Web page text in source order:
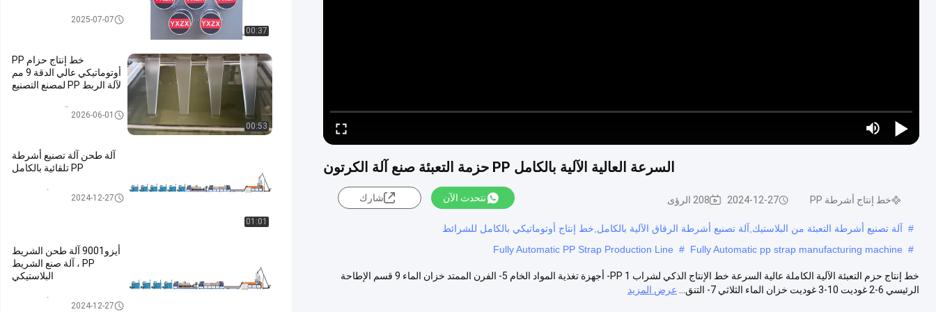
السرعة العالية الآلية بالكامل PP حزمة التعبئة صنع آلة الكرتون
خط إنتاج أشرطة PP 2024-12-27 208 الرؤى نتحدث الآن شارك
# آلة تصنيع أشرطة التعبئة من البلاستيك,آلة تصنيع أشرطة الرقاق الآلية بالكامل,خط إنتاج أوتوماتيكي بالكامل للشرائط
#
Fully Automatic pp strap manufacturing machine
#
Fully Automatic PP Strap Production Line
خط إنتاج حزم التعبئة الآلية الكاملة عالية السرعة خط الإنتاج الذكي لشراب PP 1- أجهزة تغذية المواد الخام 5- الفرن الممتد خزان الماء 9 قسم الإطاحة
الرئيسي 6-2 غوديت 10-3 غوديت خزان الماء الثلاثي 7- التنق...
عرض المزيد
00:37
خط بثق شريط الحزام Pp
2025-07-07
00:53
خط إنتاج حزام PP
أوتوماتيكي عالي الدقة 9 مم
لآلة الربط PP لمصنع التصنيع
2026-06-01
01:01
آلة طحن آلة تصنيع أشرطة
PP تلقائية بالكامل
خط إنتاج أشرطة PP2024-12-27
أيزو9001 آلة طحن الشريط
PP ، آلة صنع الشريط
البلاستيكي
خط إنتاج أشرطة PP2024-12-27